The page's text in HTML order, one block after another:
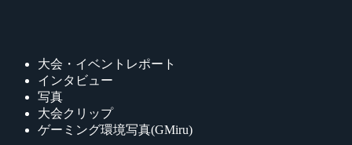
大会・イベントレポート
インタビュー
写真
大会クリップ
ゲーミング環境写真(GMiru)